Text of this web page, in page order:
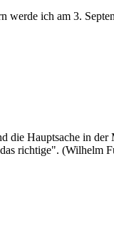
werde ich am 3.
die Hauptsache in
richtige". (Wilhelm